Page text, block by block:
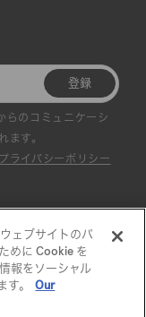
登録
らのコミュニケーシ
ます。
プライバシーポリシー
ェブサイトのパ
めに Cookie を
報をソーシャル
。
Our